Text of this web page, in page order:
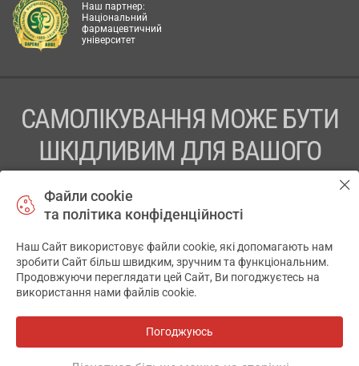
Наш партнер:
Національний
фармацевтичний
університет
САМОЛІКУВАННЯ МОЖЕ БУТИ
ШКІДЛИВИМ ДЛЯ ВАШОГО
ПЕРЕД ЗАСТОСУВАННЯМ ПРЕПАРАТУ ПРОКОНСУЛЬТУЙТЕСЬ
ТОВ «АПТЕКА 911.ЮА» Код ЄДРПОУ 43631965.
Відмова від відповідальності
© 2014-2026. Медична інформаційна система АПТЕКА911.ЮА
Файли cookie
та політика конфіденційності
Наш Сайт використовує файли cookie, які допомагають нам
зробити Сайт більш швидким, зручним та функціональним.
Продовжуючи переглядати цей Сайт, Ви погоджуєтесь на
використання нами файлів cookie.
Погоджуюсь
✕